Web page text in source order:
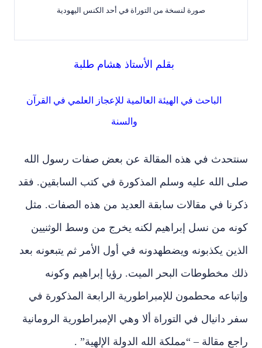
صورة لنسخة من التوراة في أحد الكنس اليهودية
بقلم الأستاذ هشام طلبة
الباحث في الهيئة العالمية للإعجاز العلمي في القرآن
والسنة
سنتحدث في هذه المقالة عن بعض صفات رسول الله
صلى الله عليه وسلم المذكورة في كتب السابقين. فقد
ذكرنا في مقالات سابقة العديد من هذه الصفات. مثل
كونه من نسل إبراهيم لكنه يخرج من وسط الوثنيين
الذين يكذبونه ويضطهدونه في أول الأمر ثم يتبعونه بعد
ذلك مخطوطات البحر الميت. رؤيا إبراهيم وكونه
وإتباعه محطمون للإمبراطورية الرابعة المذكورة في
سفر دانيال في التوراة ألا وهي الإمبراطورية الرومانية
راجع مقالة – “مملكة الله الدولة الإلهية” .